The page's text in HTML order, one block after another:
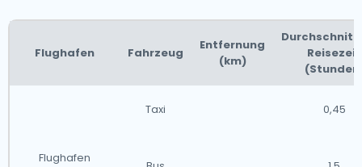
Flughafen Fahrzeug
Entfernung
(km)
Reisezeit
Flughafen
Taxi 0,45